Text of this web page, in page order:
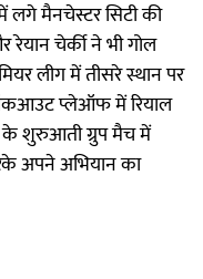
लगे मैनचेस्टर सिटी की
चेर्की ने भी गोल
लीग में तीसरे स्थान पर
प्लेऑफ में रियाल
के शुरुआती ग्रुप मैच में
अपने अभियान का